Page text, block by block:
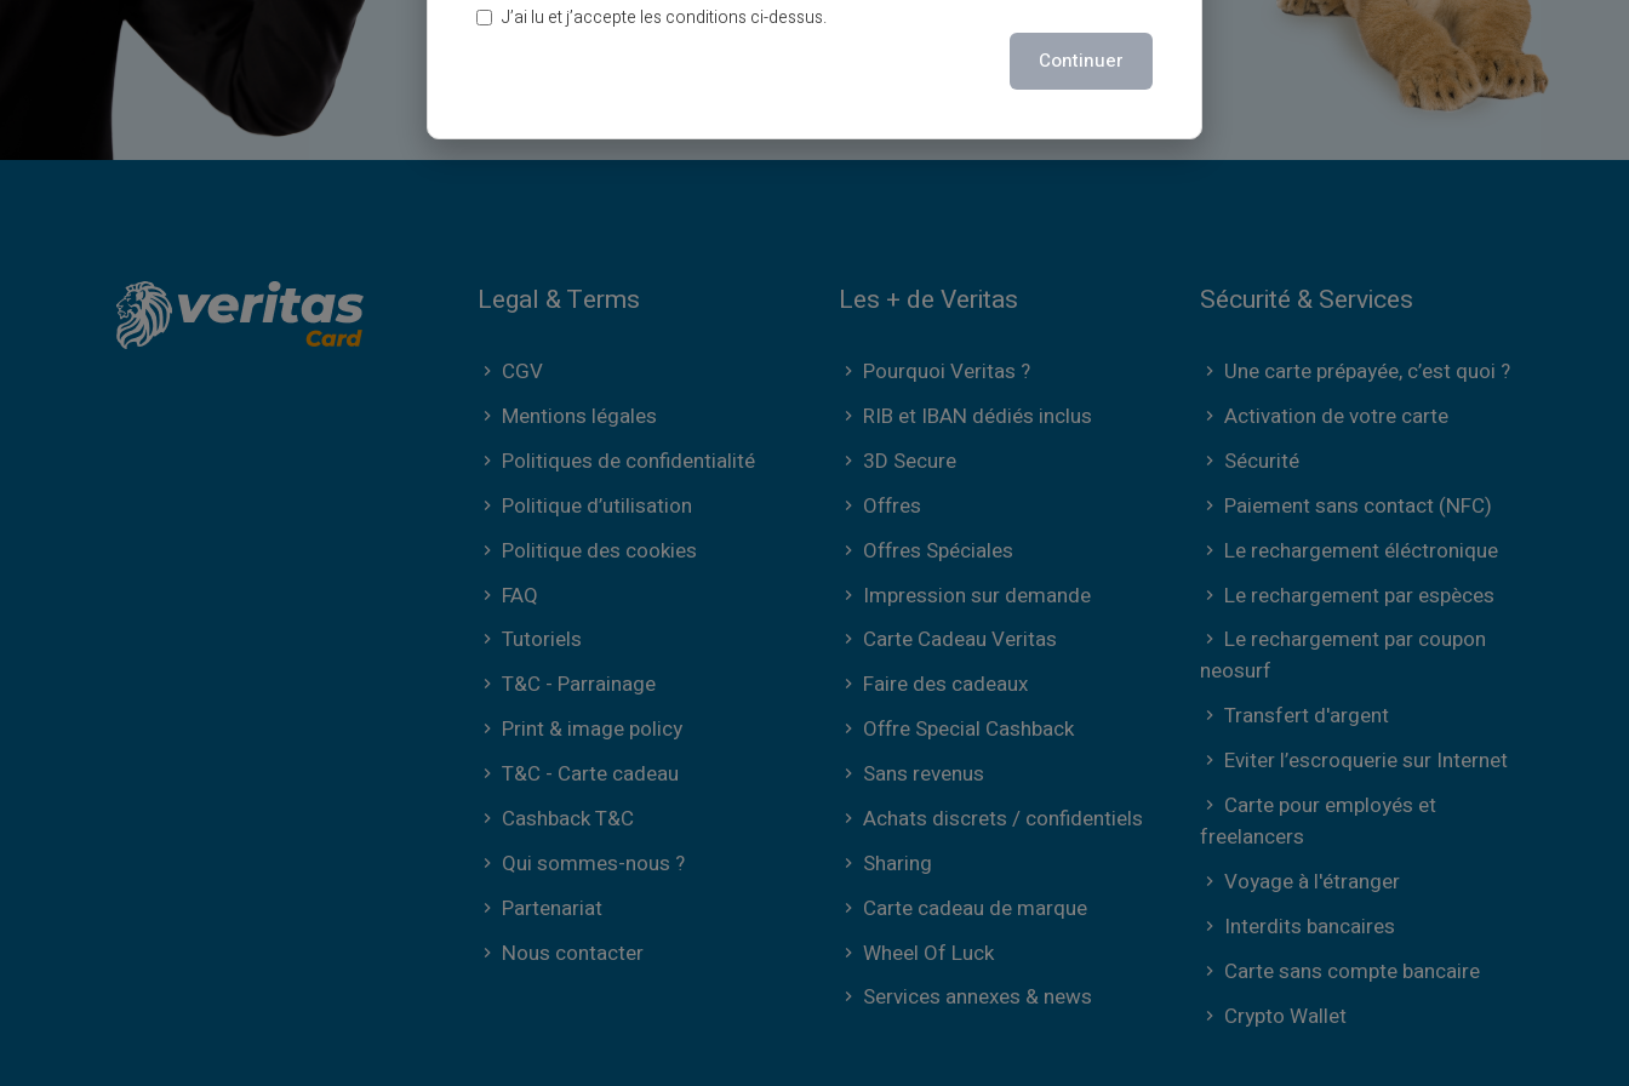
Legal & Terms
CGV
Mentions légales
Politiques de confidentialité
Politique d’utilisation
Politique des cookies
FAQ
Tutoriels
T&C - Parrainage
Print & image policy
T&C - Carte cadeau
Cashback T&C
Qui sommes-nous ?
Partenariat
Nous contacter
Les + de Veritas
Pourquoi Veritas ?
RIB et IBAN dédiés inclus
3D Secure
Offres
Offres Spéciales
Impression sur demande
Carte Cadeau Veritas
Faire des cadeaux
Offre Special Cashback
Sans revenus
Achats discrets / confidentiels
Sharing
Carte cadeau de marque
Wheel Of Luck
Services annexes & news
Sécurité & Services
Une carte prépayée, c’est quoi ?
Activation de votre carte
Sécurité
Paiement sans contact (NFC)
Le rechargement éléctronique
Le rechargement par espèces
Le rechargement par coupon
neosurf
Transfert d'argent
Eviter l’escroquerie sur Internet
Carte pour employés et
freelancers
Voyage à l'étranger
Interdits bancaires
Carte sans compte bancaire
Crypto Wallet
J’ai lu et j’accepte les conditions ci-dessus.
Continuer